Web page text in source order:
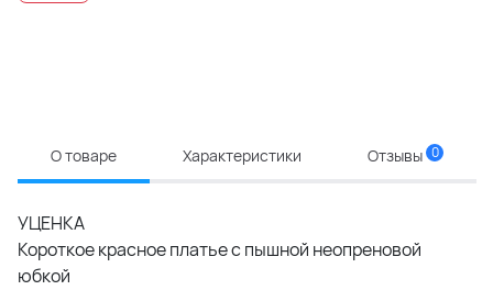
О товаре Характеристики Отзывы 0
УЦЕНКА
Короткое красное платье с пышной неопреновой
юбкой